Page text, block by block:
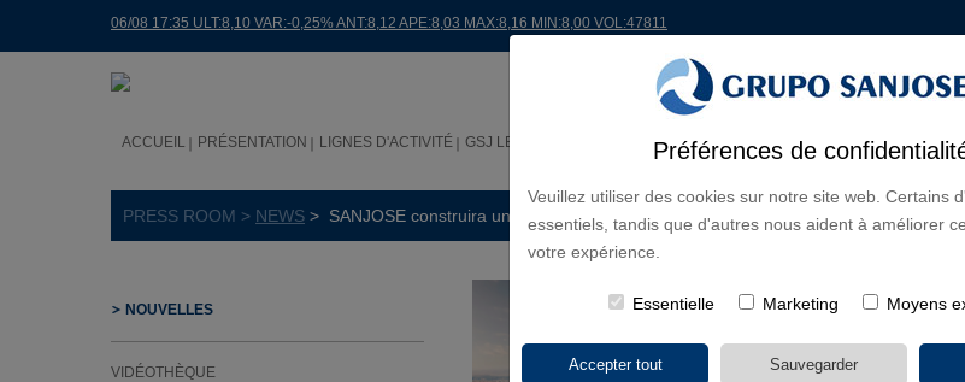
Préférences de
Veuillez utiliser des cookies sur notre site web. Certains
essentiels, tandis que d'autres nous aident à améliorer
votre expérience.
Essentielle Marketing Moyens
06/08 17:35 ULT:8,10 VAR:-0,25% ANT:8,12 APE:8,03 MAX:8,16 MIN:8,00 VOL:47811
ACCUEIL PRÉSENTATION LIGNES D'ACTIVITÉ GSJ LE MONDE ACTIONNAIRES ET INVESTISSEURS
PRESS ROOM > NEWS > SANJOSE construira un bâtiment plurifamilial dans la parcelle 7 du Complejo
NOUVELLES
VIDÉOTHÈQUE
SANJOSE
Residencial El
02/06/2025